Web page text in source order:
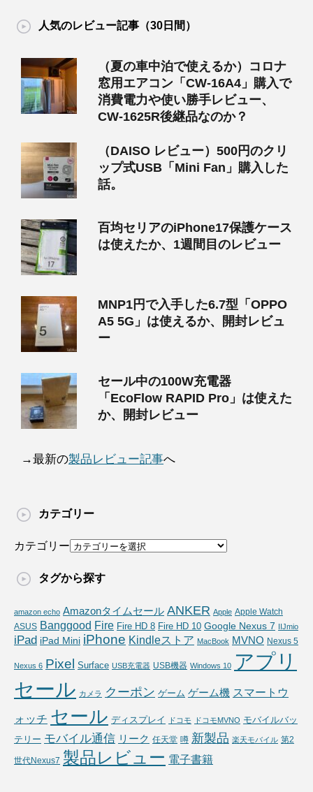
人気のレビュー記事（30日間）
（夏の車中泊で使えるか）コロナ
窓用エアコン「CW-16A4」購入で
消費電力や使い勝手レビュー、
CW-1625R後継品なのか？
（DAISO レビュー）500円のクリ
ップ式USB「Mini Fan」購入した
話。
百均セリアのiPhone17保護ケース
は使えたか、1週間目のレビュー
MNP1円で入手した6.7型「OPPO
A5 5G」は使えるか、開封レビュ
ー
セール中の100W充電器
「EcoFlow RAPID Pro」は使えた
か、開封レビュー
→最新の製品レビュー記事へ
カテゴリー
カテゴリー
タグから探す
amazon echo Amazonタイムセール ANKER Apple Apple Watch
ASUS Banggood Fire Fire HD 8 Fire HD 10 Google Nexus 7 IIJmio
iPad iPad Mini iPhone Kindleストア MacBook MVNO Nexus 5
Nexus 6 Pixel Surface USB充電器 USB機器 Windows 10 アプリ
セール カメラ クーポン ゲーム ゲーム機 スマートウ
ォッチ セール ディスプレイ ドコモ ドコモMVNO モバイルバッ
テリー モバイル通信 リーク 任天堂 噂 新製品 楽天モバイル 第2
世代Nexus7 製品レビュー 電子書籍